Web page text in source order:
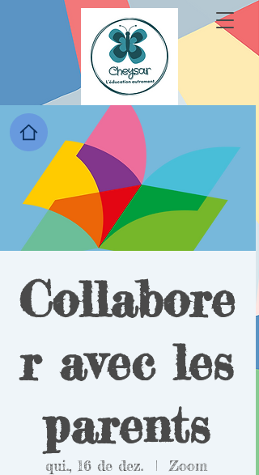
Collabore
r avec les
parents
qui., 16 de dez.
  |
Zoom